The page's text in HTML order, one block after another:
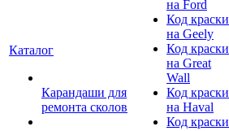
Каталог
Карандаши для
ремонта сколов
на Ford
Код краски
на Geely
Код краски
на Great
Wall
Код краски
на Haval
Код краски